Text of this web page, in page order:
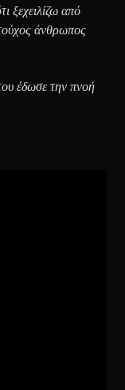
ξεχειλίζω από
άνθρωπος
έδωσε την πνοή